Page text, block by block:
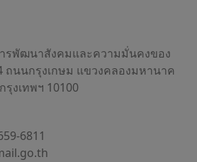
รพัฒนาสังคมและความมั่นคงของ
ถนนกรุงเกษม แขวงคลองมหานาค
งเทพฯ 10100
6811